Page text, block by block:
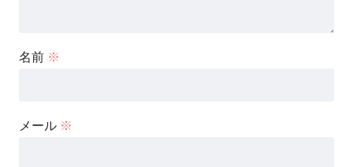
名前 ※
メール ※